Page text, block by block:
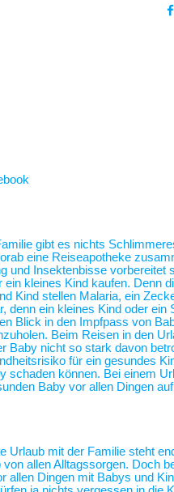
gibt es nichts
eine Reiseapotheke
und Insektenbisse
ein kleines Kind kaufen. Denn
Kind stellen Malaria, ein
denn ein kleines Kind oder
Blick in den Impfpass von
Beim Reisen in den
Baby nicht so stark davon
für ein gesundes
schaden können. Bei einem
Baby vor allen Dingen
Urlaub mit der Familie steht
allen Alltagssorgen. Doch
allen Dingen mit Babys und